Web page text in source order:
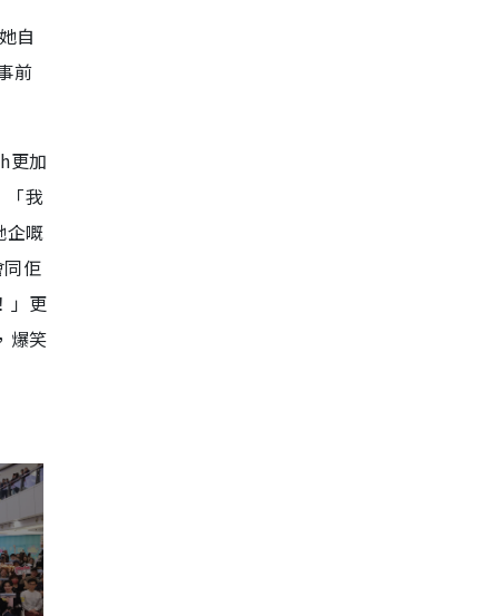
自
前
更加
「我
企嘅
佢
」更
爆笑